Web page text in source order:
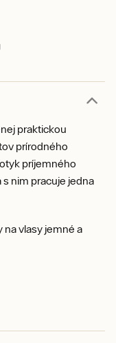
praktickou
prírodného
príjemného
nim pracuje jedna
na vlasy jemné a